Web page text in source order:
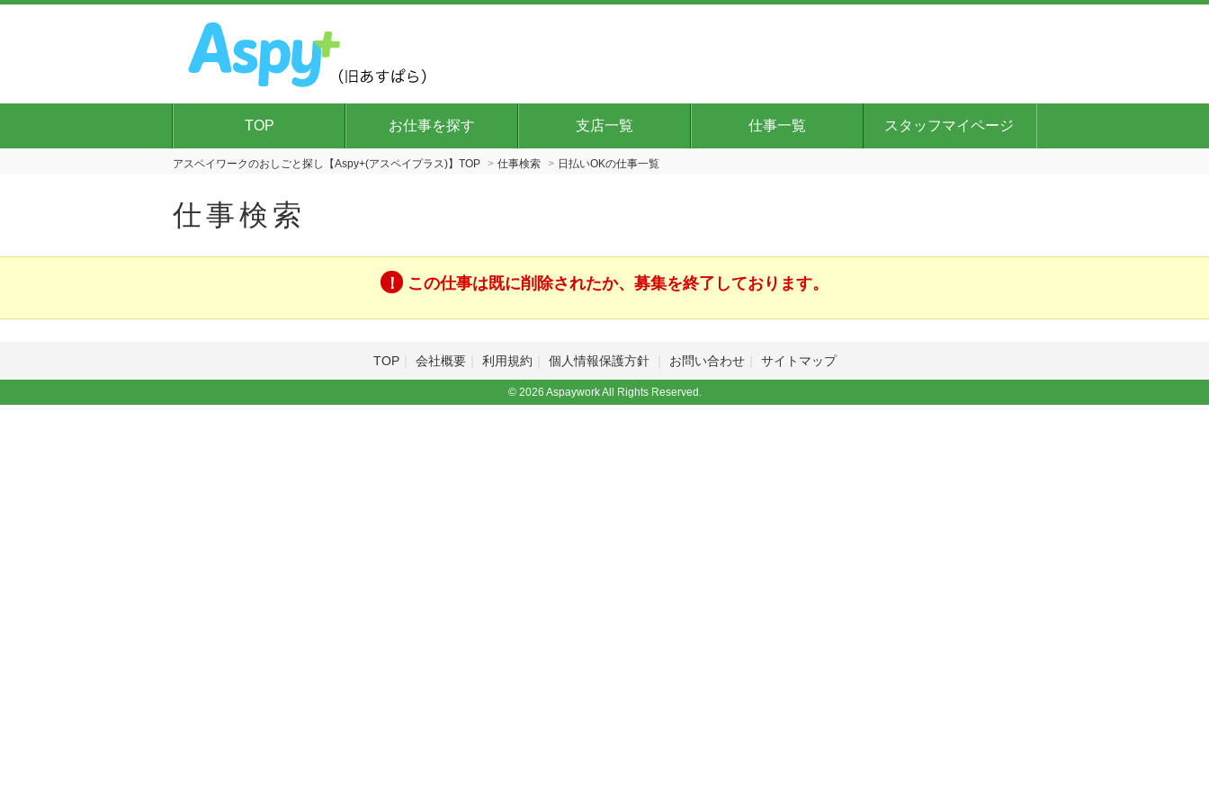
TOP お仕事を探す 支店一覧 仕事一覧 スタッフマイページ
アスペイワークのおしごと探し【Aspy+(アスペイプラス)】TOP 仕事検索 日払いOKの仕事一覧
仕事検索
この仕事は既に削除されたか、募集を終了しております。
TOP 会社概要 利用規約 個人情報保護方針 お問い合わせ サイトマップ
© 2026 Aspaywork All Rights Reserved.